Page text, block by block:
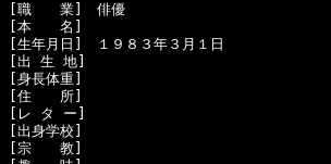
[職　　業]　俳優
[本　　名]
[生年月日]　１９８３年３月１日
[出 生 地]
[身長体重]
[住　　所]
[レ タ ー]
[出身学校]
[宗　　教]